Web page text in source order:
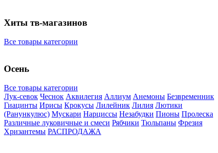
Хиты тв-магазинов
Все товары категории
Осень
Все товары категории
Лук-севок Чеснок Аквилегия Аллиум Анемоны Безвременник
Гиацинты Ирисы Крокусы Лилейник Лилия Лютики
(Ранункулюс) Мускари Нарцисcы Незабудки Пионы Пролеска
Различные луковичные и смеси Рябчики Тюльпаны Фрезия
Хризантемы РАСПРОДАЖА